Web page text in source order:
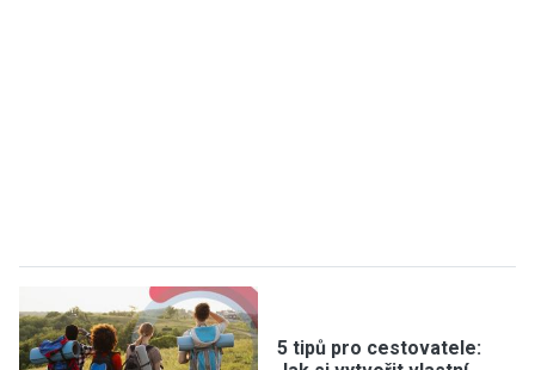
5 tipů pro cestovatele: